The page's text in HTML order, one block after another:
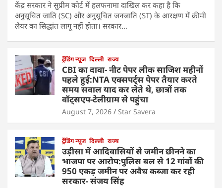
केंद्र सरकार ने सुप्रीम कोर्ट में हलफनामा दाखिल कर कहा है कि
अनुसूचित जाति (SC) और अनुसूचित जनजाति (ST) के आरक्षण में क्रीमी
लेयर का सिद्धांत लागू नहीं होता। सरकार…
ट्रेंडिंग न्यूज दिल्ली राज्य
CBI का दावा- नीट पेपर लीक साजिश महीनों
पहले हुई:NTA एक्सपर्ट्स पेपर तैयार करते
समय सवाल याद कर लेते थे, छात्रों तक
वॉट्सएप-टेलीग्राम से पहुंचा
August 7, 2026 Star Savera
ट्रेंडिंग न्यूज दिल्ली राज्य
उड़ीसा में आदिवासियों से जमीन छीनने का
भाजपा पर आरोप:पुलिस बल से 12 गांवों की
950 एकड़ जमीन पर अवैध कब्जा कर रही
सरकार- संजय सिंह